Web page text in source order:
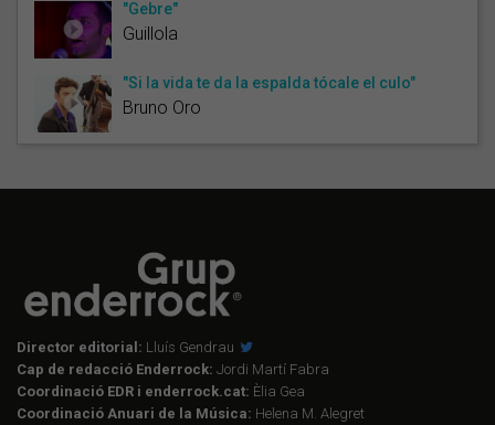
"Gebre"
Guillola
"Si la vida te da la espalda tócale el culo"
Bruno Oro
Director editorial: Lluís Gendrau
Cap de redacció Enderrock: Jordi Martí Fabra
Coordinació EDR i enderrock.cat: Èlia Gea
Coordinació Anuari de la Música: Helena M. Alegret